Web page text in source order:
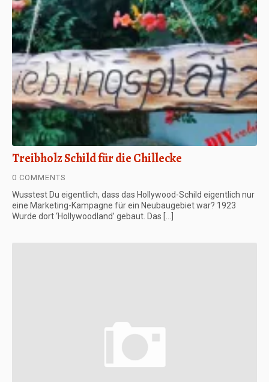
Treibholz Schild für die Chillecke
0 COMMENTS
Wusstest Du eigentlich, dass das Hollywood-Schild eigentlich nur
eine Marketing-Kampagne für ein Neubaugebiet war? 1923
Wurde dort ‘Hollywoodland’ gebaut. Das […]